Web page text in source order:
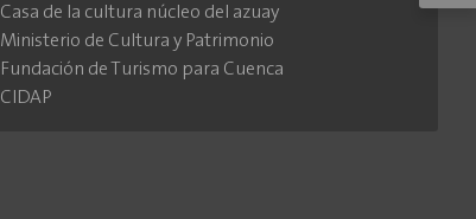
Casa de la cultura núcleo del azuay
Ministerio de Cultura y Patrimonio
Fundación de Turismo para Cuenca
CIDAP